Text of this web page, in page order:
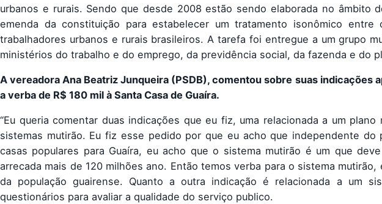
urbanos e rurais. Sendo que desde 2008 estão sendo elaborada no âmbito
emenda da constituição para estabelecer um tratamento isonômico
trabalhadores urbanos e rurais brasileiros. A tarefa foi entregue a um grupo
ministérios do trabalho e do emprego, da previdência social, da fazenda e do
A vereadora Ana Beatriz Junqueira (PSDB), comentou sobre suas indicações
a verba de R$ 180 mil à Santa Casa de Guaíra.
“Eu queria comentar duas indicações que eu fiz, uma relacionada a um
sistemas mutirão. Eu fiz esse pedido por que eu acho que independente
casas populares para Guaíra, eu acho que o sistema mutirão é um que
arrecada mais de 120 milhões ano. Então temos verba para o sistema
da população guairense. Quanto a outra indicação é relacionada a um
questionários para avaliar a qualidade do serviço publico.